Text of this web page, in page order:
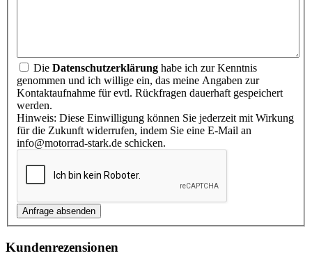
Die Datenschutzerklärung habe ich zur Kenntnis
genommen und ich willige ein, das meine Angaben zur
Kontaktaufnahme für evtl. Rückfragen dauerhaft gespeichert
werden.
Hinweis: Diese Einwilligung können Sie jederzeit mit Wirkung
für die Zukunft widerrufen, indem Sie eine E-Mail an
info@motorrad-stark.de schicken.
Kundenrezensionen